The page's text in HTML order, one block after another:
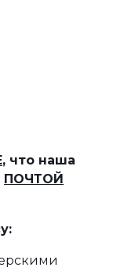
, что наша
ПОЧТОЙ